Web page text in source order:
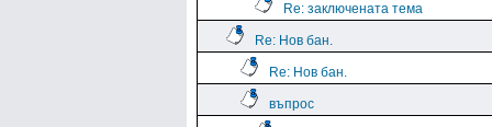
Re: заключената тема
Re: Нов бан.
Re: Нов бан.
въпрос